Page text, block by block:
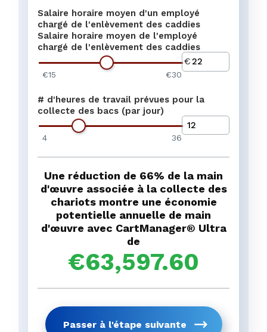
Salaire horaire moyen d'un employé
chargé de l'enlèvement des caddies
Salaire horaire moyen de l'employé
chargé de l'enlèvement des caddies
€15 €30
# d'heures de travail prévues pour la
collecte des bacs (par jour)
4 36
Une réduction de 66% de la main
d'œuvre associée à la collecte des
chariots montre une économie
potentielle annuelle de main
d'œuvre avec CartManager® Ultra
de
€63,597.60
Passer à l'étape suivante
être réalisées par un plus
d'employés.
Améliorer l'expérience des
activités de collecte de
Augmentation de la
employés
Prévoir des places de
pour les heures de pointe.
Nombreuses places de
Passer à l'étape
Nom de l'entreprise
Courriel
*
Etat / Province
étape